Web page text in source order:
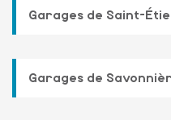
Garages de Saint-
Garages de